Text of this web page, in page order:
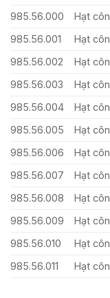
985.56.000
Hạt
985.56.001
Hạt
985.56.002
Hạt
985.56.003
Hạt
985.56.004
Hạt
985.56.005
Hạt
985.56.006
Hạt
985.56.007
Hạt
985.56.008
Hạt
985.56.009
Hạt
985.56.010
Hạt
985.56.011
Hạt